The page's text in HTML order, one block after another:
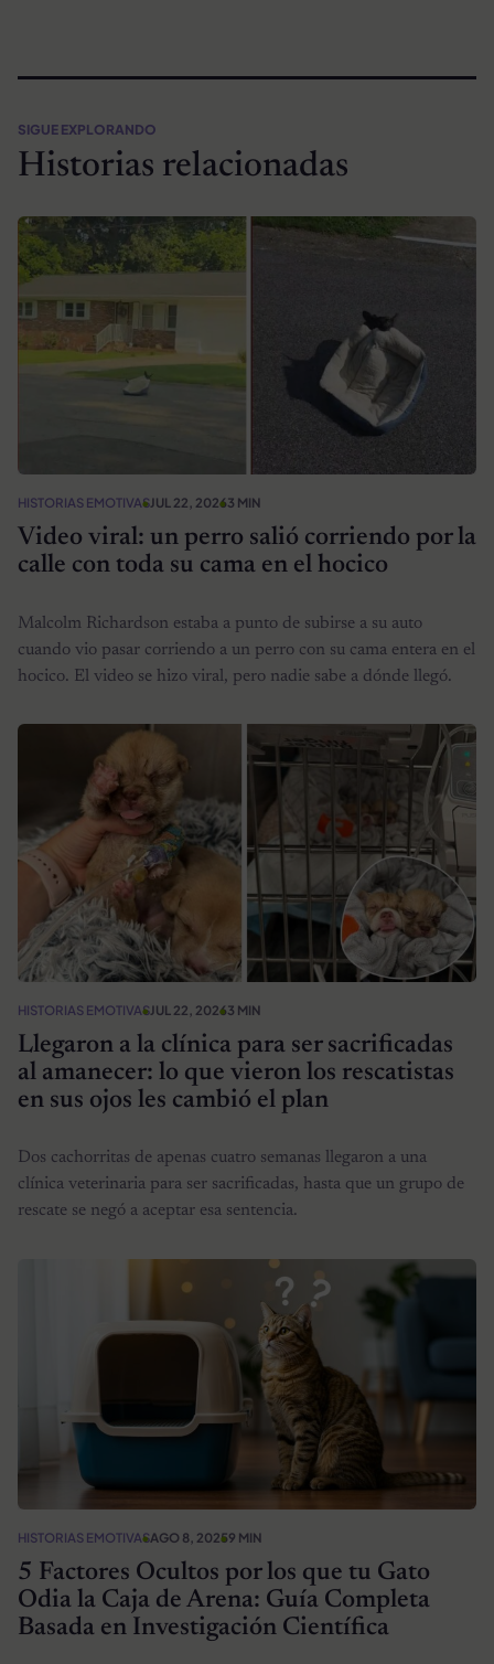
SIGUE EXPLORANDO
Historias relacionadas
HISTORIAS EMOTIVASJUL 22, 20263 MIN
Video viral: un perro salió corriendo por la
calle con toda su cama en el hocico
Malcolm Richardson estaba a punto de subirse a su auto
cuando vio pasar corriendo a un perro con su cama entera en el
hocico. El video se hizo viral, pero nadie sabe a dónde llegó.
HISTORIAS EMOTIVASJUL 22, 20263 MIN
Llegaron a la clínica para ser sacrificadas
al amanecer: lo que vieron los rescatistas
en sus ojos les cambió el plan
Dos cachorritas de apenas cuatro semanas llegaron a una
clínica veterinaria para ser sacrificadas, hasta que un grupo de
rescate se negó a aceptar esa sentencia.
HISTORIAS EMOTIVASAGO 8, 20259 MIN
5 Factores Ocultos por los que tu Gato
Odia la Caja de Arena: Guía Completa
Basada en Investigación Científica